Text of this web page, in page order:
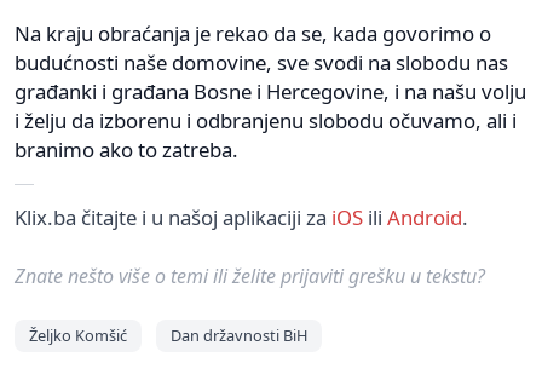
Na kraju obraćanja je rekao da se, kada govorimo o
budućnosti naše domovine, sve svodi na slobodu nas
građanki i građana Bosne i Hercegovine, i na našu volju
i želju da izborenu i odbranjenu slobodu očuvamo, ali i
branimo ako to zatreba.
Klix.ba čitajte i u našoj aplikaciji za iOS ili Android.
Znate nešto više o temi ili želite prijaviti grešku u tekstu?
Željko Komšić Dan državnosti BiH